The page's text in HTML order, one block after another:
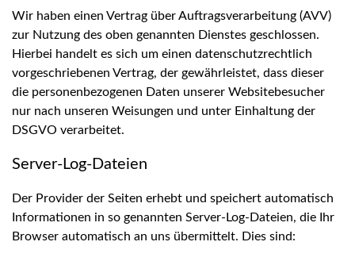
Wir haben einen Vertrag über Auftragsverarbeitung (AVV)
zur Nutzung des oben genannten Dienstes geschlossen.
Hierbei handelt es sich um einen datenschutzrechtlich
vorgeschriebenen Vertrag, der gewährleistet, dass dieser
die personenbezogenen Daten unserer Websitebesucher
nur nach unseren Weisungen und unter Einhaltung der
DSGVO verarbeitet.
Server-Log-Dateien
Der Provider der Seiten erhebt und speichert automatisch
Informationen in so genannten Server-Log-Dateien, die Ihr
Browser automatisch an uns übermittelt. Dies sind: